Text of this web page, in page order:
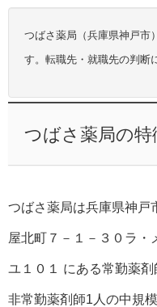
つばさ薬局（兵庫県神戸市
す。転職先・就職先の判断
つばさ薬局の特
つばさ薬局は兵庫県神戸
屋北町７－１－３０ラ・
ユ１０１ にある常勤薬剤
非常勤薬剤師1人の中規